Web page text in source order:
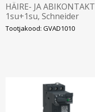
HÄIRE- JA ABIKONTAKT
1su+1su, Schneider
Tootjakood: GVAD1010